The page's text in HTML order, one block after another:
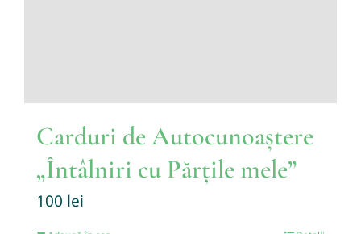
Carduri de Autocunoaștere
„Întâlniri cu Părțile mele”
100 lei